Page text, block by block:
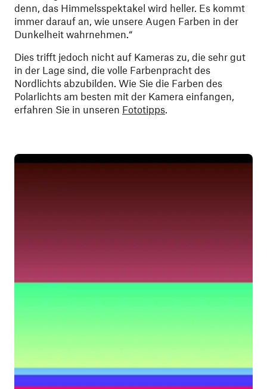
denn, das Himmelsspektakel wird heller. Es kommt
immer darauf an, wie unsere Augen Farben in der
Dunkelheit wahrnehmen.“
Dies trifft jedoch nicht auf Kameras zu, die sehr gut
in der Lage sind, die volle Farbenpracht des
Nordlichts abzubilden. Wie Sie die Farben des
Polarlichts am besten mit der Kamera einfangen,
erfahren Sie in unseren Fototipps.